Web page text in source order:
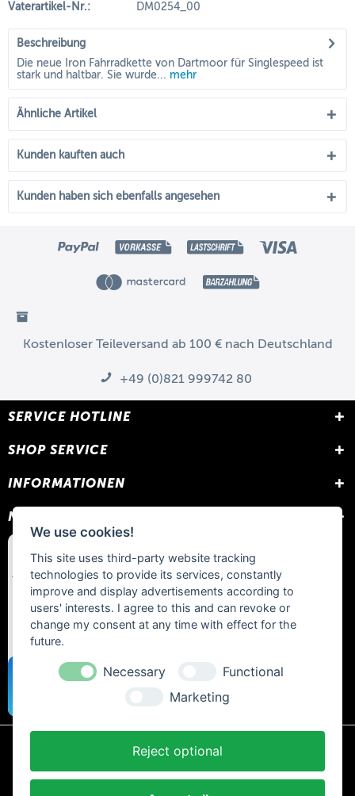
Vaterartikel-Nr.:
DM0254_00
Beschreibung
Die neue Iron Fahrradkette von Dartmoor für Singlespeed ist
stark und haltbar. Sie wurde... mehr
Ähnliche Artikel
Kunden kauften auch
Kunden haben sich ebenfalls angesehen
Kostenloser Teileversand ab 100 € nach Deutschland
+49 (0)821 999742 80
SERVICE HOTLINE
SHOP SERVICE
INFORMATIONEN
NEWSLETTER
* Alle Preise inkl. gesetzl. Mehrwertsteuer zzgl.
Nachnahmegebühren, wenn nicht anders beschrieben.
We use cookies!
This site uses third-party website tracking
technologies to provide its services, constantly
improve and display advertisements according to
users' interests. I agree to this and can revoke or
change my consent at any time with effect for the
future.
Necessary
Functional
Marketing
Reject optional